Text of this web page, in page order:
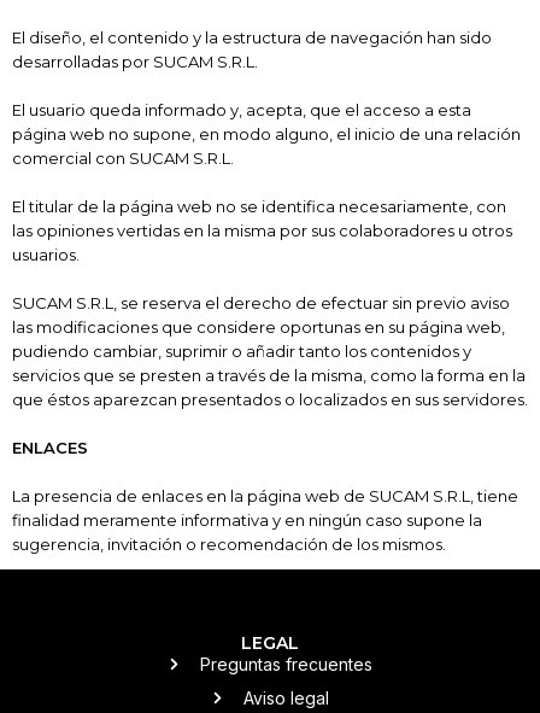
El diseño, el contenido y la estructura de navegación han sido
desarrolladas por SUCAM S.R.L
El usuario queda informado y, acepta, que el acceso a esta
página web no supone, en modo alguno, el inicio de una relación
comercial con SUCAM S.R.L
El titular de la página web no se identifica necesariamente, con
las opiniones vertidas en la misma por sus colaboradores u otros
usuarios.
SUCAM S.R.L, se reserva el derecho de efectuar sin previo aviso
las modificaciones que considere oportunas en su página web,
pudiendo cambiar, suprimir o añadir tanto los contenidos y
servicios que se presten a través de la misma, como la forma en la
que éstos aparezcan presentados o localizados en sus servidores.
ENLACES
La presencia de enlaces en la página web de SUCAM S.R.L
, tiene
finalidad meramente informativa y en ningún caso supone la
sugerencia, invitación o recomendación de los mismos.
LEGAL
Preguntas frecuentes
Aviso legal